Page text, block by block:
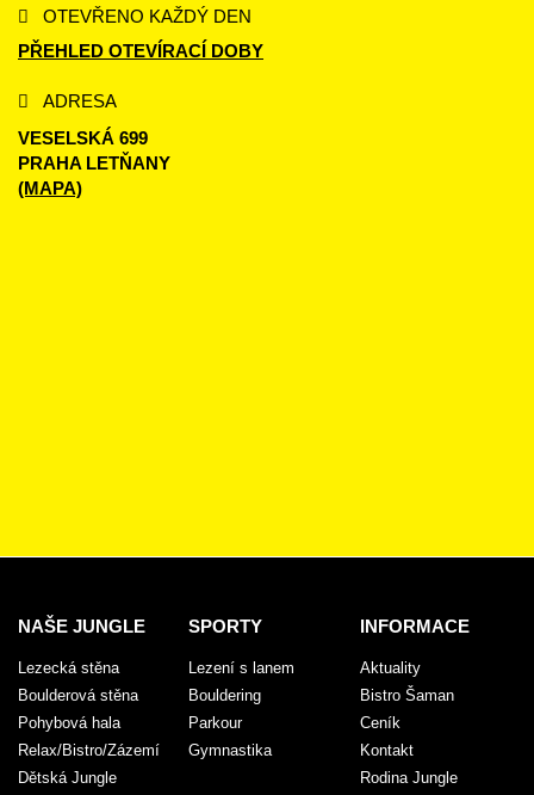
OTEVŘENO KAŽDÝ DEN
PŘEHLED OTEVÍRACÍ DOBY
ADRESA
VESELSKÁ 699
PRAHA LETŇANY
(MAPA)
NAŠE JUNGLE
Lezecká stěna
Boulderová stěna
Pohybová hala
Relax/Bistro/Zázemí
Dětská Jungle
SPORTY
Lezení s lanem
Bouldering
Parkour
Gymnastika
INFORMACE
Aktuality
Bistro Šaman
Ceník
Kontakt
Rodina Jungle